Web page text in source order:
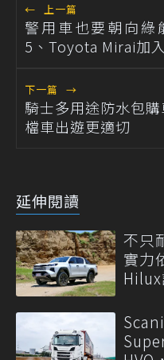
← 上一篇
警用車也要朝向
5、Toyota Mirai加
下一篇 →
騎士多用途防水包
檔車出遊更適切
延伸閱讀
不只
實力